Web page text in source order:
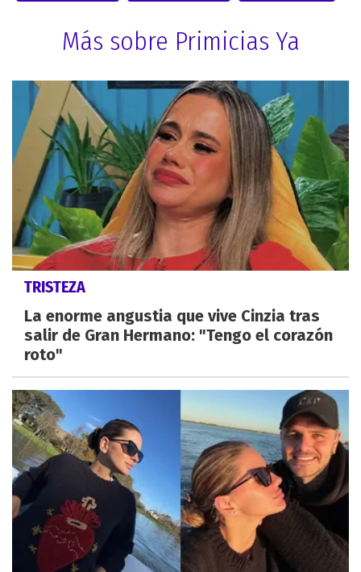
Más sobre Primicias Ya
TRISTEZA
La enorme angustia que vive Cinzia tras
salir de Gran Hermano: "Tengo el corazón
roto"